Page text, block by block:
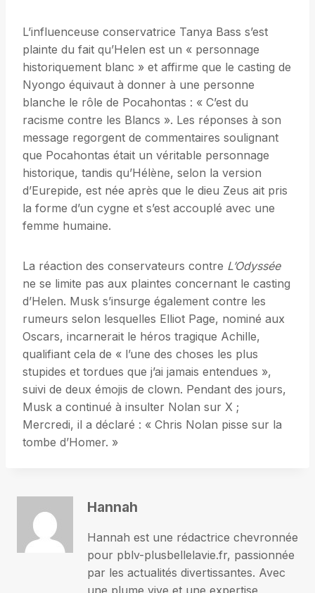
L’influenceuse conservatrice Tanya Bass s’est
plainte du fait qu’Helen est un « personnage
historiquement blanc » et affirme que le casting de
Nyongo équivaut à donner à une personne
blanche le rôle de Pocahontas : « C’est du
racisme contre les Blancs ». Les réponses à son
message regorgent de commentaires soulignant
que Pocahontas était un véritable personnage
historique, tandis qu’Hélène, selon la version
d’Eurepide, est née après que le dieu Zeus ait pris
la forme d’un cygne et s’est accouplé avec une
femme humaine.
La réaction des conservateurs contre L’Odyssée
ne se limite pas aux plaintes concernant le casting
d’Helen. Musk s’insurge également contre les
rumeurs selon lesquelles Elliot Page, nominé aux
Oscars, incarnerait le héros tragique Achille,
qualifiant cela de « l’une des choses les plus
stupides et tordues que j’ai jamais entendues »,
suivi de deux émojis de clown. Pendant des jours,
Musk a continué à insulter Nolan sur X ;
Mercredi, il a déclaré : « Chris Nolan pisse sur la
tombe d’Homer. »
Hannah
Hannah est une rédactrice chevronnée
pour pblv-plusbellelavie.fr, passionnée
par les actualités divertissantes. Avec